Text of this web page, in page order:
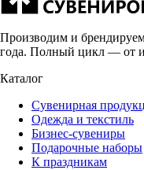
Производим и
года. Полный цикл — от
Каталог
Сувенирная
Одежда и текстиль
Бизнес-сувениры
Подарочные наборы
К праздникам